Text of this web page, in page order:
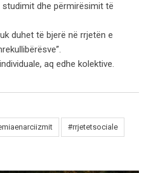
dhe përmirësimit të
duhet të bjerë në rrjetën e
aq edhe kolektive.
#rrjetetsociale